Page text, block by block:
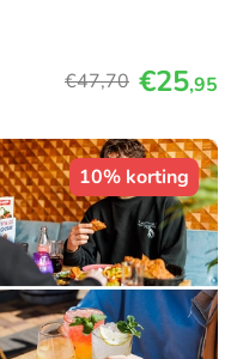
€47,70 €25,95
10% korting